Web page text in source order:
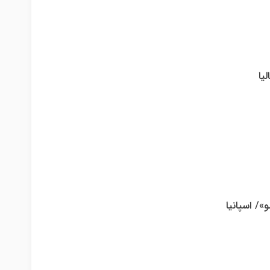
اسپانیا